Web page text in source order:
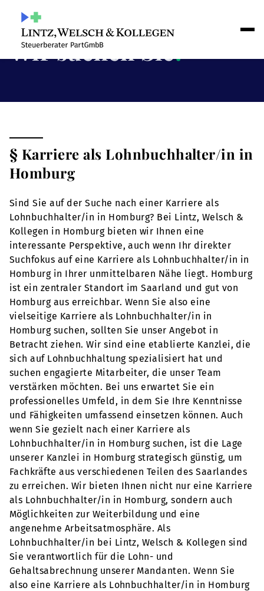
Wir suchen Sie!
§ Karriere als Lohnbuchhalter/in in
Homburg
Sind Sie auf der Suche nach einer Karriere als
Lohnbuchhalter/in in Homburg? Bei Lintz, Welsch &
Kollegen in Homburg bieten wir Ihnen eine
interessante Perspektive, auch wenn Ihr direkter
Suchfokus auf eine Karriere als Lohnbuchhalter/in in
Homburg in Ihrer unmittelbaren Nähe liegt. Homburg
ist ein zentraler Standort im Saarland und gut von
Homburg aus erreichbar. Wenn Sie also eine
vielseitige Karriere als Lohnbuchhalter/in in
Homburg suchen, sollten Sie unser Angebot in
Betracht ziehen. Wir sind eine etablierte Kanzlei, die
sich auf Lohnbuchhaltung spezialisiert hat und
suchen engagierte Mitarbeiter, die unser Team
verstärken möchten. Bei uns erwartet Sie ein
professionelles Umfeld, in dem Sie Ihre Kenntnisse
und Fähigkeiten umfassend einsetzen können. Auch
wenn Sie gezielt nach einer Karriere als
Lohnbuchhalter/in in Homburg suchen, ist die Lage
unserer Kanzlei in Homburg strategisch günstig, um
Fachkräfte aus verschiedenen Teilen des Saarlandes
zu erreichen. Wir bieten Ihnen nicht nur eine Karriere
als Lohnbuchhalter/in in Homburg, sondern auch
Möglichkeiten zur Weiterbildung und eine
angenehme Arbeitsatmosphäre. Als
Lohnbuchhalter/in bei Lintz, Welsch & Kollegen sind
Sie verantwortlich für die Lohn- und
Gehaltsabrechnung unserer Mandanten. Wenn Sie
also eine Karriere als Lohnbuchhalter/in in Homburg